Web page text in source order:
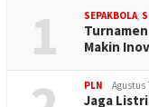
1 SEPAKBOLA,
Makin
PLN Agustus
Jaga